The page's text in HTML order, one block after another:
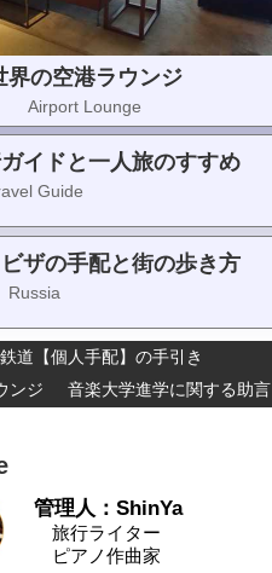
界の空港ラウンジ
Airport Lounge
イドと一人旅のすすめ
Guide
ザの手配と街の歩き方
Russia
道【個人手配】の手引き
ンジ 音楽大学進学に関する助言
管理人：ShinYa
旅行ライター
ピアノ作曲家